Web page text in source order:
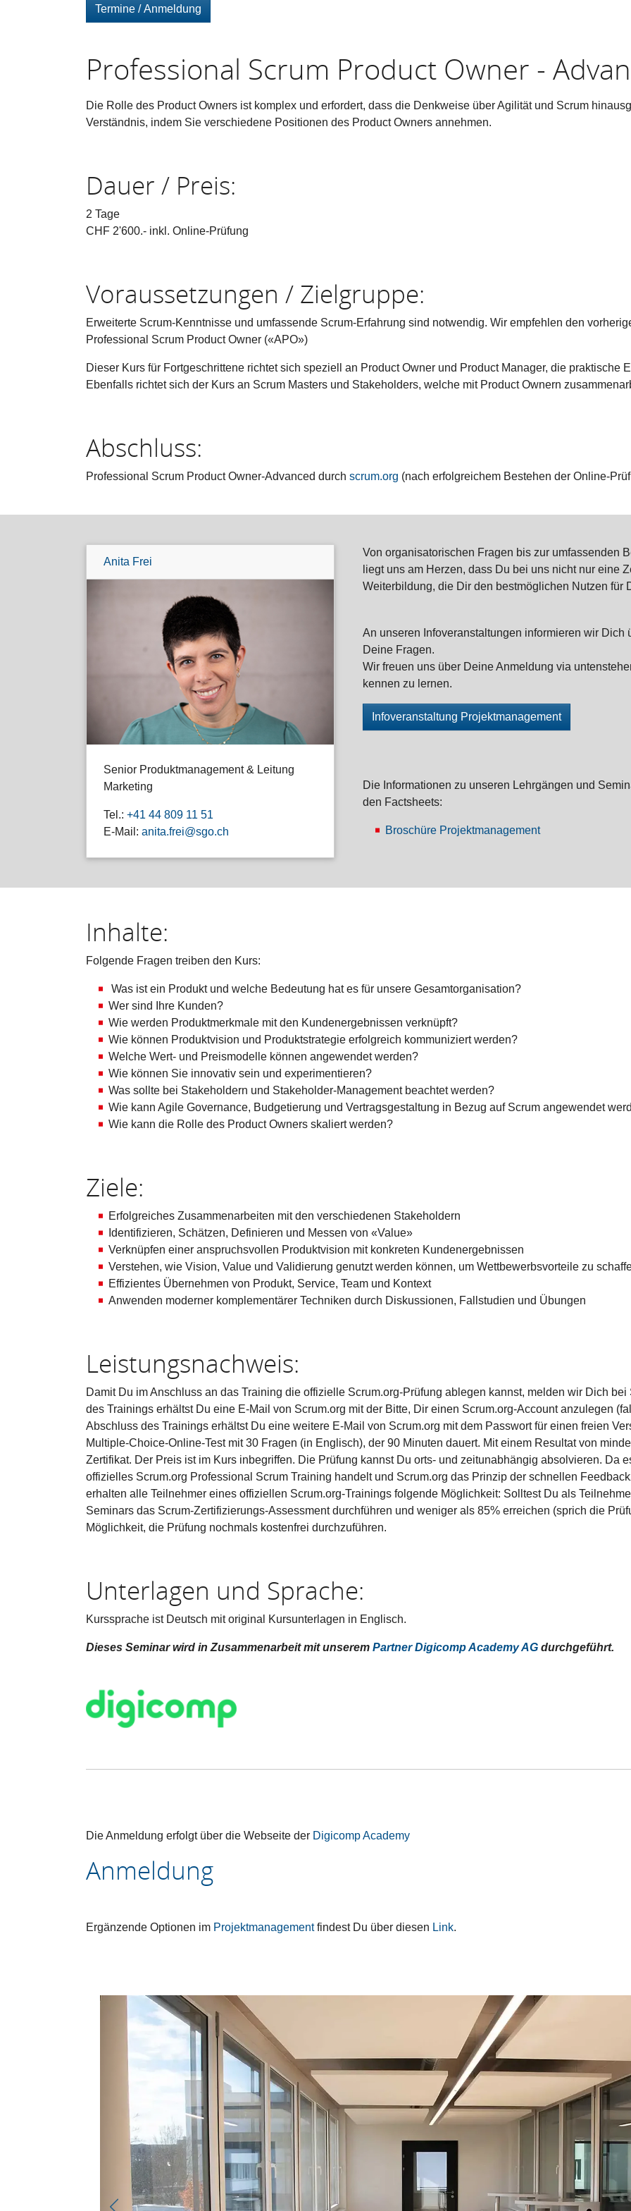
Termine / Anmeldung
Professional Scrum Product Owner -
Die Rolle des Product Owners ist komplex und erfordert, dass die Denkweise über Agilität und Scrum
Verständnis, indem Sie verschiedene Positionen des Product Owners annehmen.
Dauer / Preis:
2 Tage
CHF 2'600.- inkl. Online-Prüfung
Voraussetzungen / Zielgruppe:
Erweiterte Scrum-Kenntnisse und umfassende Scrum-Erfahrung sind notwendig. Wir empfehlen den
Professional Scrum Product Owner («APO»)
Dieser Kurs für Fortgeschrittene richtet sich speziell an Product Owner und Product Manager, die praktische
Ebenfalls richtet sich der Kurs an Scrum Masters und Stakeholders, welche mit Product Ownern
Abschluss:
Professional Scrum Product Owner-Advanced durch scrum.org (nach erfolgreichem Bestehen der Online-
Anita Frei
Senior Produktmanagement & Leitung
Marketing
Tel.: +41 44 809 11 51
E-Mail: anita.frei@sgo.ch
Von organisatorischen Fragen bis zur umfassenden
liegt uns am Herzen, dass Du bei uns nicht nur eine
Weiterbildung, die Dir den bestmöglichen Nutzen für
An unseren Infoveranstaltungen informieren wir Dich
Deine Fragen.
Wir freuen uns über Deine Anmeldung via
kennen zu lernen.
Infoveranstaltung Projektmanagement
Die Informationen zu unseren Lehrgängen und
den Factsheets:
Broschüre Projektmanagement
Inhalte:
Folgende Fragen treiben den Kurs:
Was ist ein Produkt und welche Bedeutung hat es für unsere Gesamtorganisation?
Wer sind Ihre Kunden?
Wie werden Produktmerkmale mit den Kundenergebnissen verknüpft?
Wie können Produktvision und Produktstrategie erfolgreich kommuniziert werden?
Welche Wert- und Preismodelle können angewendet werden?
Wie können Sie innovativ sein und experimentieren?
Was sollte bei Stakeholdern und Stakeholder-Management beachtet werden?
Wie kann Agile Governance, Budgetierung und Vertragsgestaltung in Bezug auf Scrum angewendet
Wie kann die Rolle des Product Owners skaliert werden?
Ziele:
Erfolgreiches Zusammenarbeiten mit den verschiedenen Stakeholdern
Identifizieren, Schätzen, Definieren und Messen von «Value»
Verknüpfen einer anspruchsvollen Produktvision mit konkreten Kundenergebnissen
Verstehen, wie Vision, Value und Validierung genutzt werden können, um Wettbewerbsvorteile zu
Effizientes Übernehmen von Produkt, Service, Team und Kontext
Anwenden moderner komplementärer Techniken durch Diskussionen, Fallstudien und Übungen
Leistungsnachweis:
Damit Du im Anschluss an das Training die offizielle Scrum.org-Prüfung ablegen kannst, melden wir Dich
des Trainings erhältst Du eine E-Mail von Scrum.org mit der Bitte, Dir einen Scrum.org-Account anzulegen
Abschluss des Trainings erhältst Du eine weitere E-Mail von Scrum.org mit dem Passwort für einen freien
Multiple-Choice-Online-Test mit 30 Fragen (in Englisch), der 90 Minuten dauert. Mit einem Resultat von
Zertifikat. Der Preis ist im Kurs inbegriffen. Die Prüfung kannst Du orts- und zeitunabhängig absolvieren. Da
offizielles Scrum.org Professional Scrum Training handelt und Scrum.org das Prinzip der schnellen
erhalten alle Teilnehmer eines offiziellen Scrum.org-Trainings folgende Möglichkeit: Solltest Du als
Seminars das Scrum-Zertifizierungs-Assessment durchführen und weniger als 85% erreichen (sprich die
Möglichkeit, die Prüfung nochmals kostenfrei durchzuführen.
Unterlagen und Sprache:
Kurssprache ist Deutsch mit original Kursunterlagen in Englisch.
Dieses Seminar wird in Zusammenarbeit mit unserem Partner Digicomp Academy AG durchgeführt.
Die Anmeldung erfolgt über die Webseite der Digicomp Academy
Anmeldung
Ergänzende Optionen im Projektmanagementfindest Du über diesen Link.